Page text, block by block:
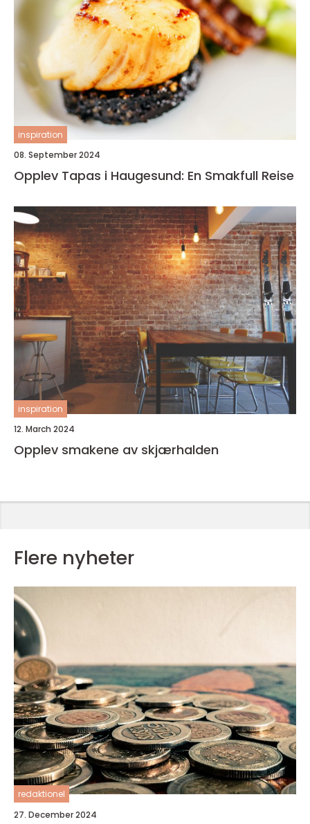
inspiration
08. September 2024
Opplev Tapas i Haugesund: En Smakfull Reise
inspiration
12. March 2024
Opplev smakene av skjærhalden
Flere nyheter
redaktionel
27. December 2024